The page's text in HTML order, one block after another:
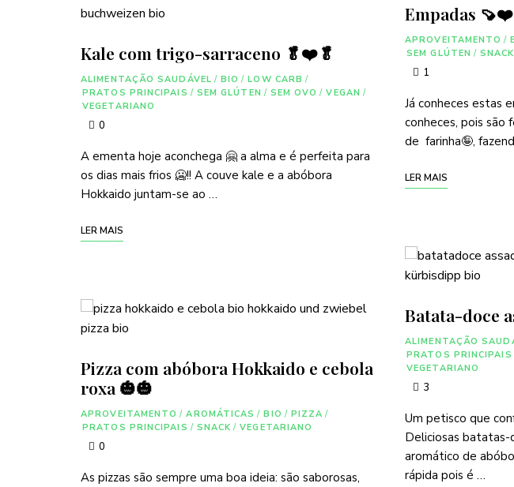
Kale com trigo-sarraceno 🥬❤️🥬
ALIMENTAÇÃO SAUDÁVEL / BIO / LOW CARB /
PRATOS PRINCIPAIS / SEM GLÚTEN / SEM OVO / VEGAN /
VEGETARIANO
0
A ementa hoje aconchega 🤗 a alma e é perfeita para
os dias mais frios 🥶!! A couve kale e a abóbora
Hokkaido juntam-se ao …
LER MAIS
Pizza com abóbora Hokkaido e cebola
roxa 🎃🎃
APROVEITAMENTO / AROMÁTICAS / BIO / PIZZA /
PRATOS PRINCIPAIS / SNACK / VEGETARIANO
0
As pizzas são sempre uma boa ideia: são saborosas,
Empadas 🍠❤️
APROVEITAMENTO /
SEM GLÚTEN / SNACK
1
Já conheces estas
conheces, pois
de farinha🤪,
LER MAIS
Batata-doce
ALIMENTAÇÃO
PRATOS PRINCIPAIS
VEGETARIANO
3
Um petisco que
Deliciosas batatas-
aromático de
rápida pois é …